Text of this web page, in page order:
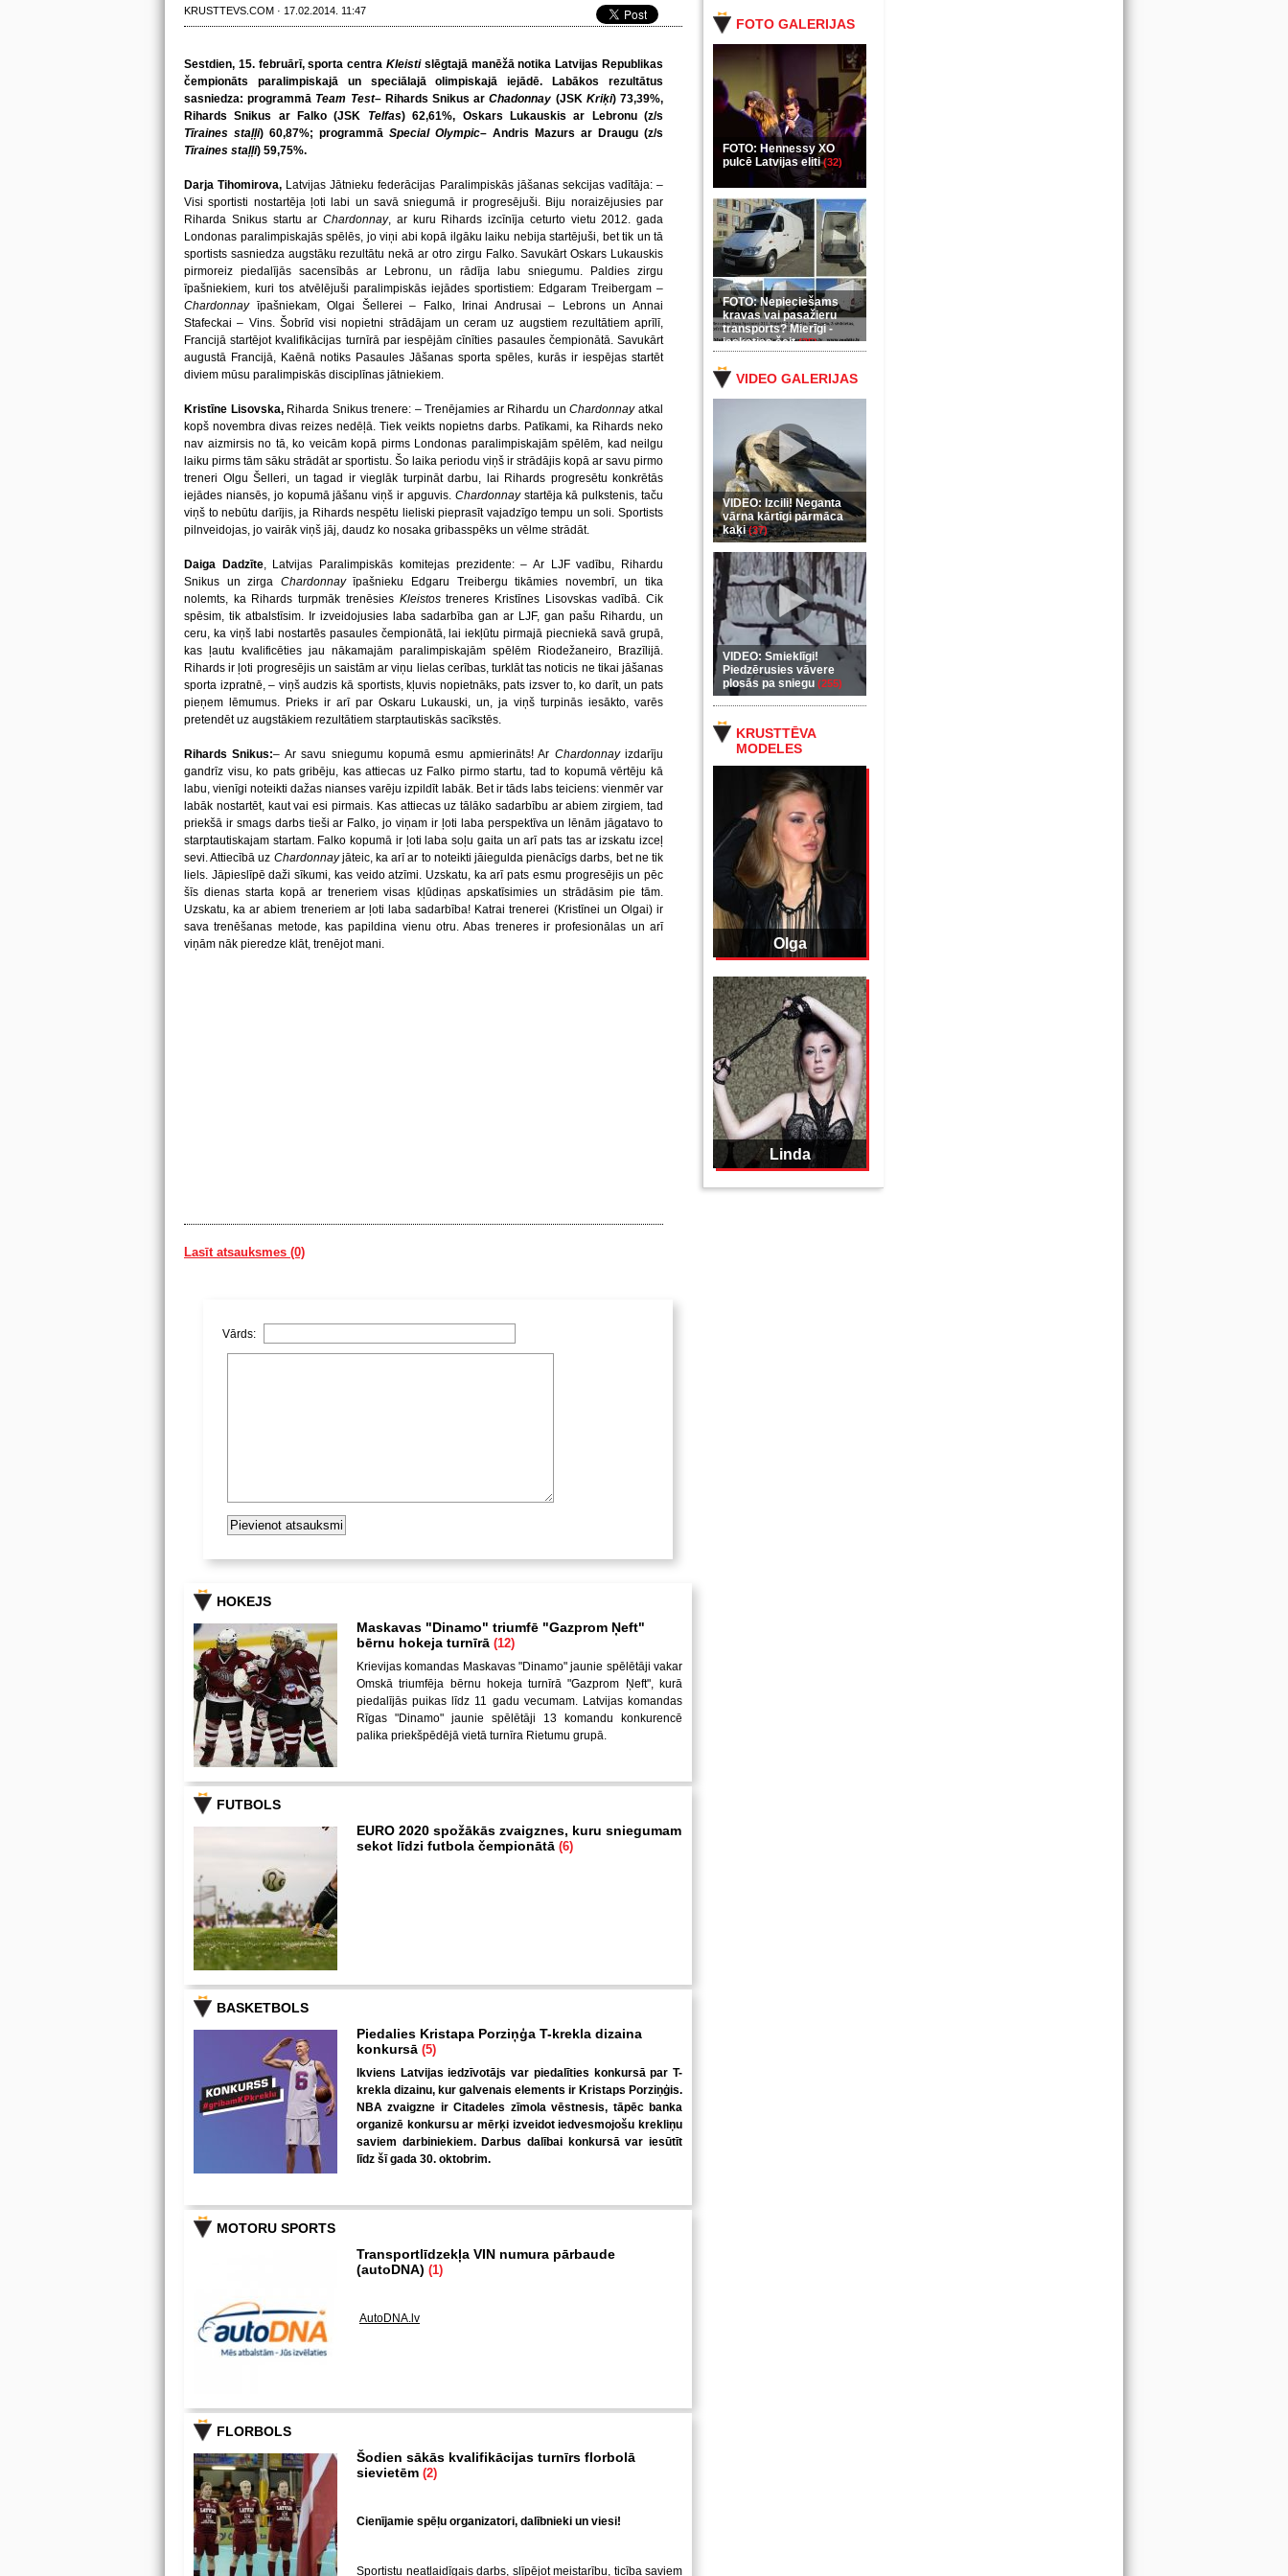
FOTO GALERIJAS
FOTO: Hennessy XO
pulcē Latvijas eliti(32)
FOTO: Nepieciešams
kravas vai pasažieru
transports? Mierīgi -
ieskaties šeit(35)
VIDEO GALERIJAS
VIDEO: Izcili! Neganta
vārna kārtīgi pārmāca
kaķi(37)
VIDEO: Smieklīgi!
Piedzērusies vāvere
plosās pa sniegu (255)
KRUSTTĒVA
MODELES
Olga
Linda
KRUSTTEVS.COM · 17.02.2014. 11:47
Sestdien, 15. februārī, sporta centra Kleistislēgtajā manēžā notika Latvijas Republikas
čempionāts paralimpiskajā un speciālajā olimpiskajā iejādē. Labākos rezultātus
sasniedza: programmā Team Test– Rihards Snikus ar Chadonnay (JSKKriķi) 73,39%,
Rihards Snikus ar Falko (JSK Telfas) 62,61%, Oskars Lukauskis ar Lebronu (z/s
Tīraines staļļi) 60,87%; programmā Special Olympic– Andris Mazurs ar Draugu (z/s
Tīraines staļļi) 59,75%.
Darja Tihomirova, Latvijas Jātnieku federācijas Paralimpiskās jāšanas sekcijas vadītāja: –
Visi sportisti nostartēja ļoti labi un savā sniegumā ir progresējuši. Biju noraizējusies par
Riharda Snikus startu ar Chardonnay, ar kuru Rihards izcīnīja ceturto vietu 2012. gada
Londonas paralimpiskajās spēlēs, jo viņi abi kopā ilgāku laiku nebija startējuši, bet tik un tā
sportists sasniedza augstāku rezultātu nekā ar otro zirgu Falko. Savukārt Oskars Lukauskis
pirmoreiz piedalījās sacensībās ar Lebronu, un rādīja labu sniegumu. Paldies zirgu
īpašniekiem, kuri tos atvēlējuši paralimpiskās iejādes sportistiem: Edgaram Treibergam –
Chardonnayīpašniekam, Olgai Šellerei – Falko, Irinai Andrusai – Lebrons un Annai
Stafeckai – Vins. Šobrīd visi nopietni strādājam un ceram uz augstiem rezultātiem aprīlī,
Francijā startējot kvalifikācijas turnīrā par iespējām cīnīties pasaules čempionātā. Savukārt
augustā Francijā, Kaēnā notiks Pasaules Jāšanas sporta spēles, kurās ir iespējas startēt
diviem mūsu paralimpiskās disciplīnas jātniekiem.
Kristīne Lisovska,Riharda Snikus trenere: – Trenējamies ar Rihardu unChardonnayatkal
kopš novembra divas reizes nedēļā. Tiek veikts nopietns darbs. Patīkami, ka Rihards neko
nav aizmirsis no tā, ko veicām kopā pirms Londonas paralimpiskajām spēlēm, kad neilgu
laiku pirms tām sāku strādāt ar sportistu. Šo laika periodu viņš ir strādājis kopā ar savu pirmo
treneri Olgu Šelleri, un tagad ir vieglāk turpināt darbu, lai Rihards progresētu konkrētās
iejādes niansēs, jo kopumā jāšanu viņš ir apguvis. Chardonnaystartēja kā pulkstenis, taču
viņš to nebūtu darījis, ja Rihards nespētu lieliski pieprasīt vajadzīgo tempu un soli. Sportists
pilnveidojas, jo vairāk viņš jāj, daudz ko nosaka gribasspēks un vēlme strādāt.
Daiga Dadzīte, Latvijas Paralimpiskās komitejas prezidente: – Ar LJF vadību, Rihardu
Snikus un zirga Chardonnayīpašnieku Edgaru Treibergu tikāmies novembrī, un tika
nolemts, ka Rihards turpmāk trenēsies Kleistostreneres Kristīnes Lisovskas vadībā. Cik
spēsim, tik atbalstīsim. Ir izveidojusies laba sadarbība gan ar LJF, gan pašu Rihardu, un
ceru, ka viņš labi nostartēs pasaules čempionātā, lai iekļūtu pirmajā piecniekā savā grupā,
kas ļautu kvalificēties jau nākamajām paralimpiskajām spēlēm Riodežaneiro, Brazīlijā.
Rihards ir ļoti progresējis un saistām ar viņu lielas cerības, turklāt tas noticis ne tikai jāšanas
sporta izpratnē, – viņš audzis kā sportists, kļuvis nopietnāks, pats izsver to, ko darīt, un pats
pieņem lēmumus. Prieks ir arī par Oskaru Lukauski, un, ja viņš turpinās iesākto, varēs
pretendēt uz augstākiem rezultātiem starptautiskās sacīkstēs.
Rihards Snikus:– Ar savu sniegumu kopumā esmu apmierināts! Ar Chardonnayizdarīju
gandrīz visu, ko pats gribēju, kas attiecas uz Falko pirmo startu, tad to kopumā vērtēju kā
labu, vienīgi noteikti dažas nianses varēju izpildīt labāk. Bet ir tāds labs teiciens: vienmēr var
labāk nostartēt, kaut vai esi pirmais. Kas attiecas uz tālāko sadarbību ar abiem zirgiem, tad
priekšā ir smags darbs tieši ar Falko, jo viņam ir ļoti laba perspektīva un lēnām jāgatavo to
starptautiskajam startam. Falko kopumā ir ļoti laba soļu gaita un arī pats tas ar izskatu izceļ
sevi. Attiecībā uz Chardonnayjāteic, ka arī ar to noteikti jāiegulda pienācīgs darbs, bet ne tik
liels. Jāpieslīpē daži sīkumi, kas veido atzīmi. Uzskatu, ka arī pats esmu progresējis un pēc
šīs dienas starta kopā ar treneriem visas kļūdiņas apskatīsimies un strādāsim pie tām.
Uzskatu, ka ar abiem treneriem ar ļoti laba sadarbība! Katrai trenerei (Kristīnei un Olgai) ir
sava trenēšanas metode, kas papildina vienu otru. Abas treneres ir profesionālas un arī
viņām nāk pieredze klāt, trenējot mani.
Lasīt atsauksmes (0)
Vārds:
HOKEJS
Maskavas "Dinamo" triumfē "Gazprom Ņeft"
bērnu hokeja turnīrā (12)
Krievijas komandas Maskavas "Dinamo" jaunie spēlētāji vakar
Omskā triumfēja bērnu hokeja turnīrā "Gazprom Ņeft", kurā
piedalījās puikas līdz 11 gadu vecumam. Latvijas komandas
Rīgas "Dinamo" jaunie spēlētāji 13 komandu konkurencē
palika priekšpēdējā vietā turnīra Rietumu grupā.
FUTBOLS
EURO 2020 spožākās zvaigznes, kuru sniegumam
sekot līdzi futbola čempionātā (6)
BASKETBOLS
Piedalies Kristapa Porziņģa T-krekla dizaina
konkursā (5)
Ikviens Latvijas iedzīvotājs var piedalīties konkursā par T-
krekla dizainu, kur galvenais elements ir Kristaps Porziņģis.
NBA zvaigzne ir Citadeles zīmola vēstnesis, tāpēc banka
organizē konkursu ar mērķi izveidot iedvesmojošu krekliņu
saviem darbiniekiem. Darbus dalībai konkursā var iesūtīt
līdz šī gada 30. oktobrim.
MOTORU SPORTS
Transportlīdzekļa VIN numura pārbaude
(autoDNA) (1)
AutoDNA.lv
FLORBOLS
Šodien sākās kvalifikācijas turnīrs florbolā
sievietēm (2)
Cienījamie spēļu organizatori, dalībnieki un viesi!
Sportistu neatlaidīgais darbs, slīpējot meistarību, ticība saviem